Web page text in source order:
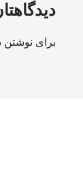
برای نوشتن